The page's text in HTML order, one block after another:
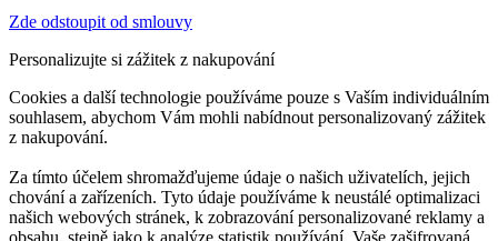
Zde odstoupit od smlouvy
Personalizujte si zážitek z nakupování
Cookies a další technologie používáme pouze s Vaším individuálním
souhlasem, abychom Vám mohli nabídnout personalizovaný zážitek
z nakupování.
Za tímto účelem shromažďujeme údaje o našich uživatelích, jejich
chování a zařízeních. Tyto údaje používáme k neustálé optimalizaci
našich webových stránek, k zobrazování personalizované reklamy a